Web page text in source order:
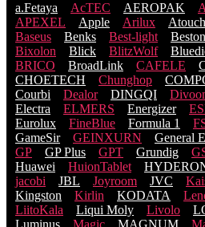
a.Fetaya AcTEC AEROPAK
APEXEL
Apple Arilux
Baseus
Benks Best-light Beston
Bixolon
Blick BlitzWolf
BRICO
BroadLink CAFELE
CHOETECH
Chunghop
Courbi
Dealor DINGQI
Electra
ELMERS Energizer
Eurolux
FineBlue Formula 1
GameSir
GEINXURN General
GP
GP Plus GPT Grundig
Huawei
HuionTablet
jacobi
JBL Joyroom JVC
Kingston
Kirlin KODATA
LiitoKala
Liqui Moly Livolo